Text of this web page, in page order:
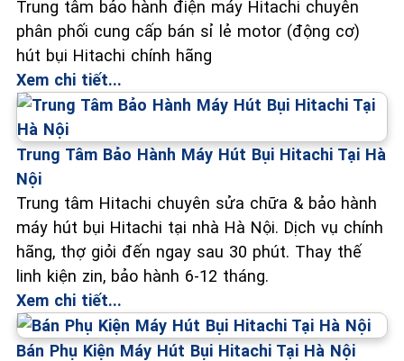
Trung tâm bảo hành điện máy Hitachi chuyên
phân phối cung cấp bán sỉ lẻ motor (động cơ)
hút bụi Hitachi chính hãng
Xem chi tiết...
Trung Tâm Bảo Hành Máy Hút Bụi Hitachi Tại Hà
Nội
Trung tâm Hitachi chuyên sửa chữa & bảo hành
máy hút bụi Hitachi tại nhà Hà Nội. Dịch vụ chính
hãng, thợ giỏi đến ngay sau 30 phút. Thay thế
linh kiện zin, bảo hành 6-12 tháng.
Xem chi tiết...
Bán Phụ Kiện Máy Hút Bụi Hitachi Tại Hà Nội